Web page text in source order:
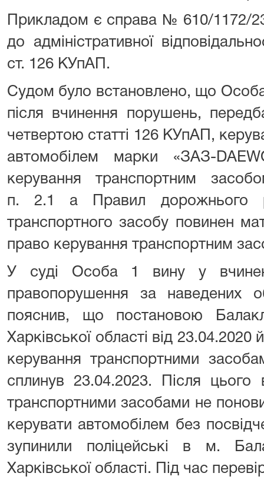
Прикладом є справа № 610/1172/
до адміністративної
ст. 126 КУпАП.
Судом було встановлено, що
після вчинення порушень,
четвертою статті 126 КУпАП,
автомобілем марки «ЗАЗ-
керування транспортним
п. 2.1 а Правил дорожнього
транспортного засобу повинен
право керування транспортним
У суді Особа 1 вину у
правопорушення за наведених
пояснив, що постановою
Харківської області від
керування транспортними
сплинув 23.04.2023. Після цього
транспортними засобами не
керувати автомобілем без
зупинили поліцейські в м.
Харківської області. Під час